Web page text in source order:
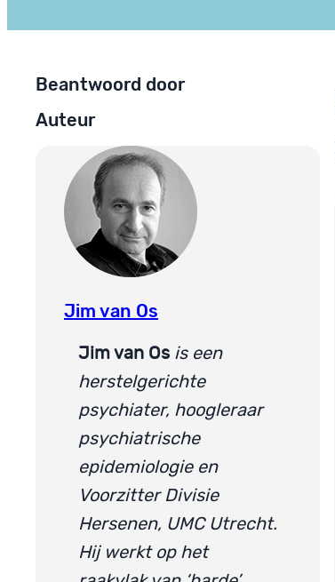
Beantwoord door
Auteur
Jim van Os
Jim van Os is een
herstelgerichte
psychiater, hoogleraar
psychiatrische
epidemiologie en
Voorzitter Divisie
Hersenen, UMC Utrecht.
Hij werkt op het